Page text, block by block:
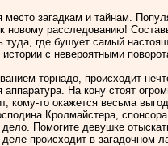
загадкам и тайнам.
новому расследованию!
где бушует самый
с невероятными
торнадо, происходит
На кону стоят
кому-то окажется весьма
Кролмайстера,
Помогите девушке
происходит в загадочном